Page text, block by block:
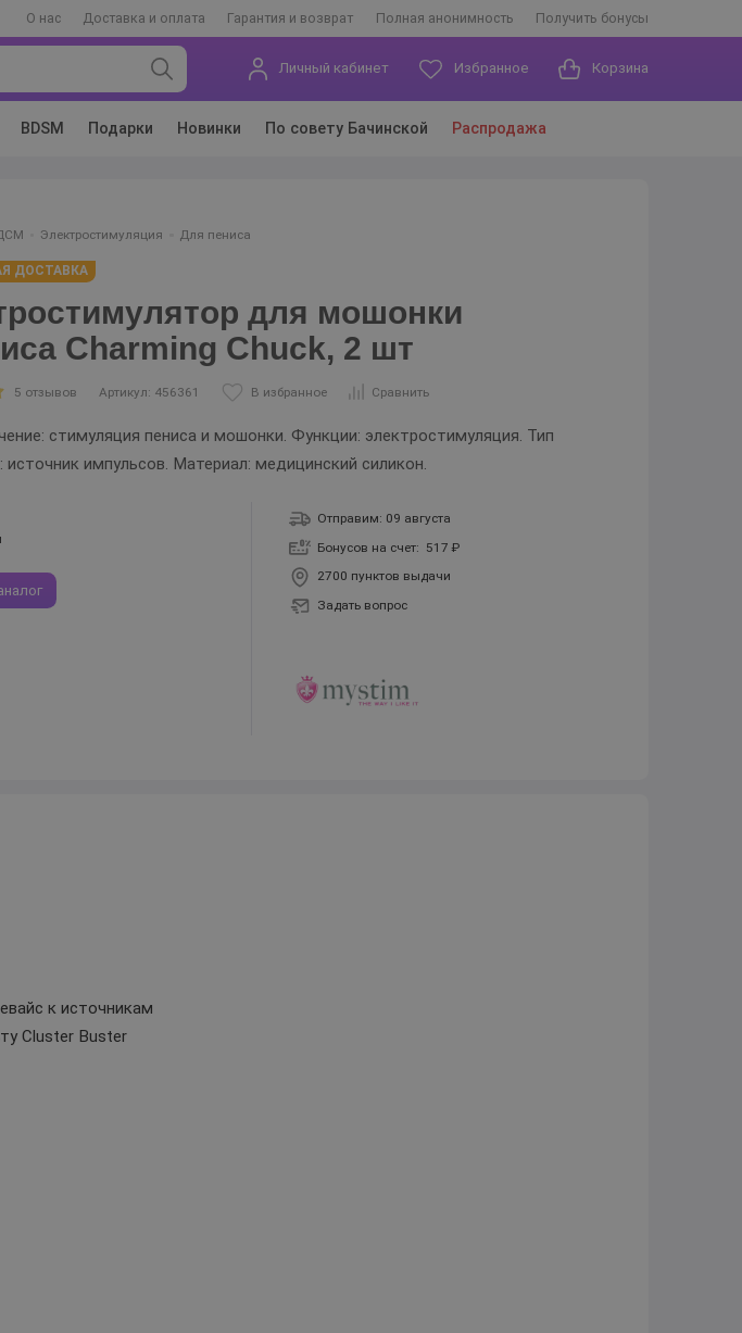
О нас Доставка и оплата Гарантия и возврат Полная анонимность Получить бонусы
Личный кабинет Избранное Корзина
BDSM Подарки Новинки По совету Бачинской Распродажа
Электростимуляция Для пениса
ДОСТАВКА
для мошонки
Charming Chuck, 2 шт
5 отзывов Артикул: 456361 В избранное Сравнить
стимуляция пениса и мошонки. Функции: электростимуляция. Тип
источник импульсов. Материал: медицинский силикон.
Отправим: 09 августа
Бонусов на счет: 517 ₽
2700 пунктов выдачи
Задать вопрос
к источникам
Cluster Buster